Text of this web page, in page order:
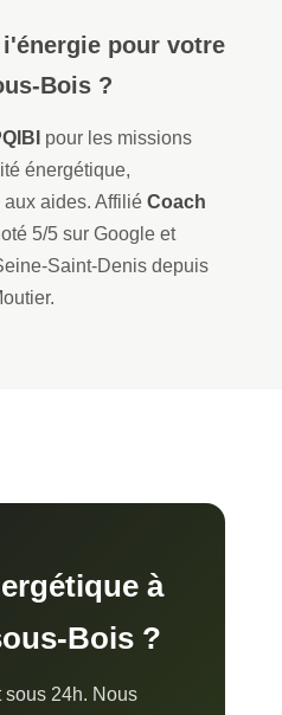
pour votre
Bois ?
pour les missions
énergétique,
aides. Affilié Coach
5/5 sur Google et
Saint-Denis depuis
à
Bois ?
sous 24h. Nous